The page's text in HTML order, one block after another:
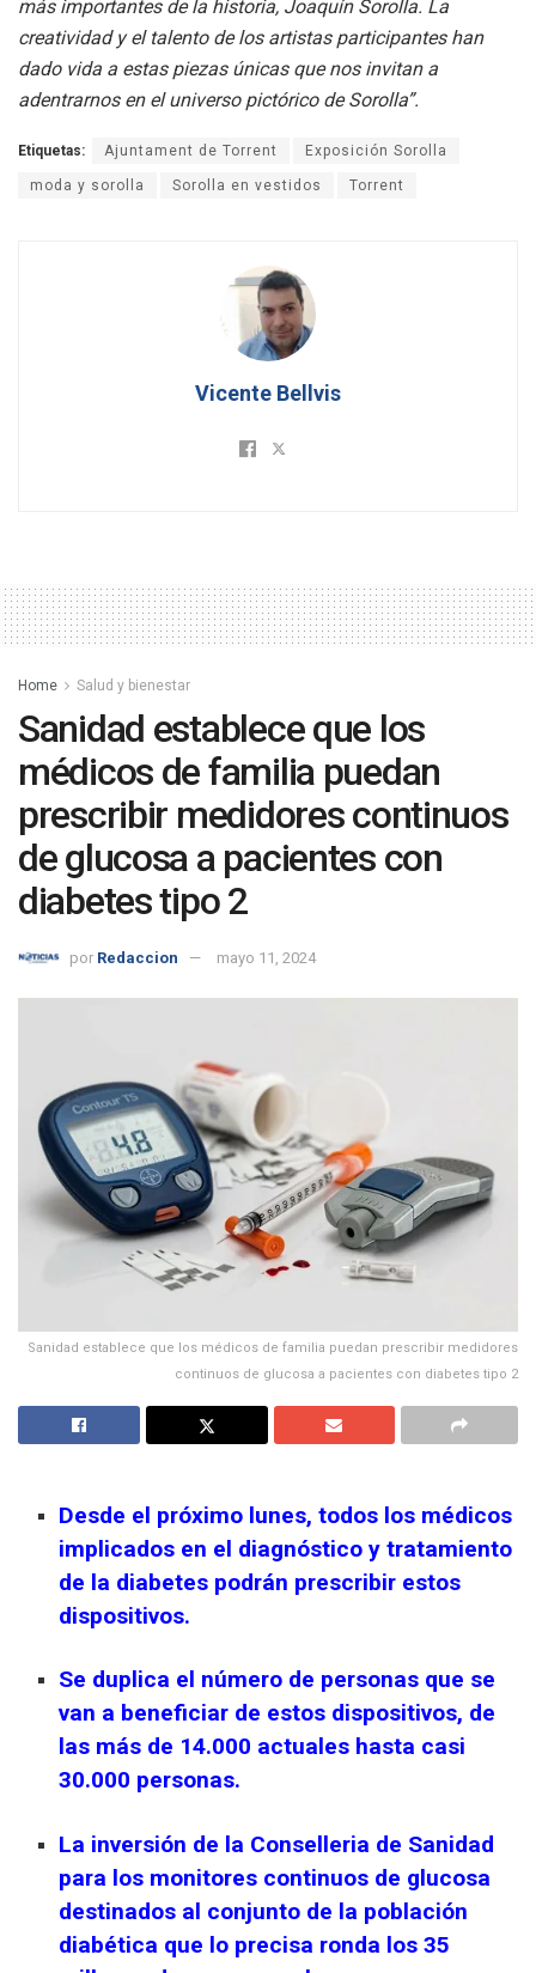
más importantes de la historia, Joaquín Sorolla. La
creatividad y el talento de los artistas participantes han
dado vida a estas piezas únicas que nos invitan a
adentrarnos en el universo pictórico de Sorolla”.
Etiquetas: Ajuntament de Torrent Exposición Sorolla
moda y sorolla Sorolla en vestidos Torrent
Vicente Bellvis
Home Salud y bienestar
Sanidad establece que los
médicos de familia puedan
prescribir medidores continuos
de glucosa a pacientes con
diabetes tipo 2
por Redaccion mayo 11, 2024
Sanidad establece que los médicos de familia puedan prescribir medidores
continuos de glucosa a pacientes con diabetes tipo 2
Desde el próximo lunes, todos los médicos
implicados en el diagnóstico y tratamiento
de la diabetes podrán prescribir estos
dispositivos.
Se duplica el número de personas que se
van a beneficiar de estos dispositivos, de
las más de 14.000 actuales hasta casi
30.000 personas.
La inversión de la Conselleria de Sanidad
para los monitores continuos de glucosa
destinados al conjunto de la población
diabética que lo precisa ronda los 35